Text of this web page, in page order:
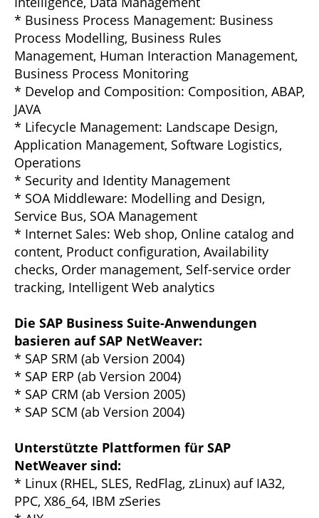
* Business Process Management: Business
Process Modelling, Business Rules
Management, Human Interaction Management,
Business Process Monitoring
* Develop and Composition: Composition, ABAP,
JAVA
* Lifecycle Management: Landscape Design,
Application Management, Software Logistics,
Operations
* Security and Identity Management
* SOA Middleware: Modelling and Design,
Service Bus, SOA Management
* Internet Sales: Web shop, Online catalog and
content, Product configuration, Availability
checks, Order management, Self-service order
tracking, Intelligent Web analytics
Die SAP Business Suite-Anwendungen
basieren auf SAP NetWeaver:
* SAP SRM (ab Version 2004)
* SAP ERP (ab Version 2004)
* SAP CRM (ab Version 2005)
* SAP SCM (ab Version 2004)
Unterstützte Plattformen für SAP
NetWeaver sind:
* Linux (RHEL, SLES, RedFlag, zLinux) auf IA32,
PPC, X86_64, IBM zSeries